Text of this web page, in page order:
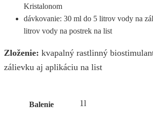
Kristalonom
dávkovanie: 30 ml do 5 litrov vody na
litrov vody na postrek na list
Zloženie: kvapalný rastlinný
zálievku aj aplikáciu na list
Balenie 1l